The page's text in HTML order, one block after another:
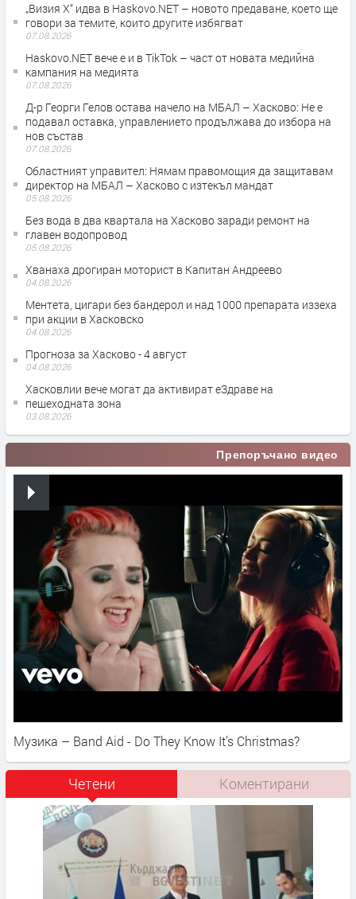
„Визия Х“ идва в Haskovo.NET – новото предаване, което ще
говори за темите, които другите избягват
07.08.2026
Haskovo.NET вече е и в TikTok – част от новата медийна
кампания на медията
07.08.2026
Д-р Георги Гелов остава начело на МБАЛ – Хасково: Не е
подавал оставка, управлението продължава до избора на
нов състав
07.08.2026
Областният управител: Нямам правомощия да защитавам
директор на МБАЛ – Хасково с изтекъл мандат
05.08.2026
Без вода в два квартала на Хасково заради ремонт на
главен водопровод
05.08.2026
Хванаха дрогиран моторист в Капитан Андреево
04.08.2026
Ментета, цигари без бандерол и над 1000 препарата иззеха
при акции в Хасковско
04.08.2026
Прогноза за Хасково - 4 август
04.08.2026
Хасковлии вече могат да активират еЗдраве на
пешеходната зона
03.08.2026
Препоръчано видео
Музика – Band Aid - Do They Know It’s Christmas?
Четени Коментирани